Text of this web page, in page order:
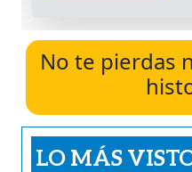
No te pierdas
LO MÁS